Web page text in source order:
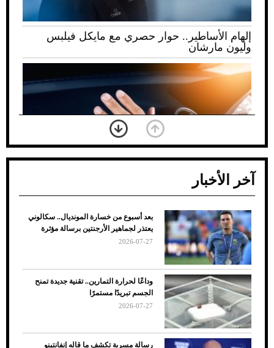
إلهام الأساطير.. حوار حصري مع مايكل فيلبس
وليون مارشان
ضعف تبريد مكيف السيارة عند الوقوف.. أشهر
الأسباب والحلول
آخر الأخبار
بعد أسبوع من خسارة المونديال.. سكالوني
يعتذر لجماهير الأرجنتين برسالة مؤثرة
2026-07-27
وداعًا لحرارة التمارين.. تقنية جديدة تمنح
الجسم تبريدًا مستمرًا
2026-07-27
رسالة مسربة تكشف ما قاله إنفانتينو